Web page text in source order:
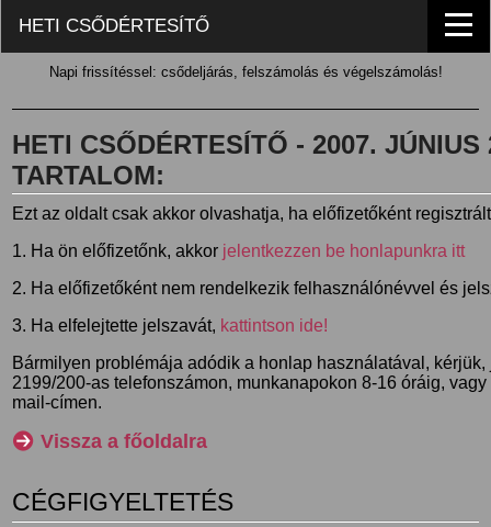
HETI CSŐDÉRTESÍTŐ
Napi frissítéssel: csődeljárás, felszámolás és végelszámolás!
HETI CSŐDÉRTESÍTŐ - 2007. JÚNIUS
TARTALOM:
Ezt az oldalt csak akkor olvashatja, ha előfizetőként
1. Ha ön előfizetőnk, akkor jelentkezzen be honlapunkra itt
2. Ha előfizetőként nem rendelkezik felhasználónévvel és
3. Ha elfelejtette jelszavát, kattintson ide!
Bármilyen problémája adódik a honlap használatával,
2199/200-as telefonszámon, munkanapokon 8-16 óráig,
mail-címen.
Vissza a főoldalra
CÉGFIGYELTETÉS